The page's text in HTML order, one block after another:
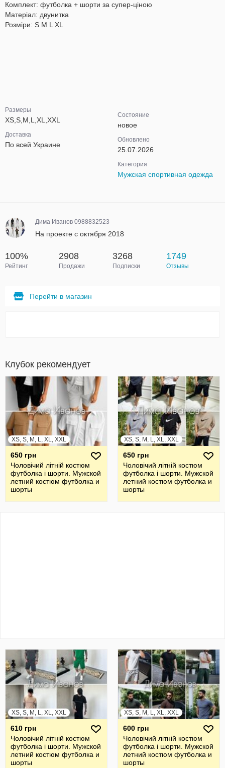
Комплект: футболка + шорти за супер-ціною
Матеріал: двунитка
Розміри: S M L XL
Размеры
XS,S,M,L,XL,XXL
Доставка
По всей Украине
Состояние
новое
Обновлено
25.07.2026
Категория
Мужская спортивная одежда
Дима Иванов 0988832523
На проекте с октября 2018
100%
Рейтинг
2908
Продажи
3268
Подписки
1749
Отзывы
Перейти в магазин
Клубок рекомендует
XS, S, M, L, XL, XXL
650 грн
Чоловічий літній костюм
футболка і шорти. Мужской
летний костюм футболка и
шорты
XS, S, M, L, XL, XXL
650 грн
Чоловічий літній костюм
футболка і шорти. Мужской
летний костюм футболка и
шорты
XS, S, M, L, XL, XXL
610 грн
Чоловічий літній костюм
футболка і шорти. Мужской
летний костюм футболка и
шорты
XS, S, M, L, XL, XXL
600 грн
Чоловічий літній костюм
футболка і шорти. Мужской
летний костюм футболка и
шорты